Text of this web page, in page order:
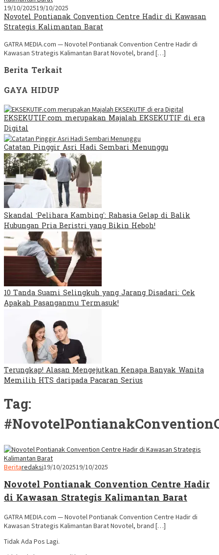
19/10/202519/10/2025
Novotel Pontianak Convention Centre Hadir di Kawasan
Strategis Kalimantan Barat
GATRA MEDIA.com — Novotel Pontianak Convention Centre Hadir di
Kawasan Strategis Kalimantan Barat Novotel, brand […]
Berita Terkait
GAYA HIDUP
EKSEKUTIF.com merupakan Majalah EKSEKUTIF di era
Digital
Catatan Pinggir Asri Hadi Sembari Menunggu
Skandal ‘Pelihara Kambing’: Rahasia Gelap di Balik
Hubungan Pria Beristri yang Bikin Heboh!
10 Tanda Suami Selingkuh yang Jarang Disadari: Cek
Apakah Pasanganmu Termasuk!
Terungkap! Alasan Mengejutkan Kenapa Banyak Wanita
Memilih HTS daripada Pacaran Serius
Tag:
Beritaredaksi19/10/202519/10/2025
Novotel Pontianak Convention Centre Hadir
di Kawasan Strategis Kalimantan Barat
GATRA MEDIA.com — Novotel Pontianak Convention Centre Hadir di
Kawasan Strategis Kalimantan Barat Novotel, brand […]
Tidak Ada Pos Lagi.